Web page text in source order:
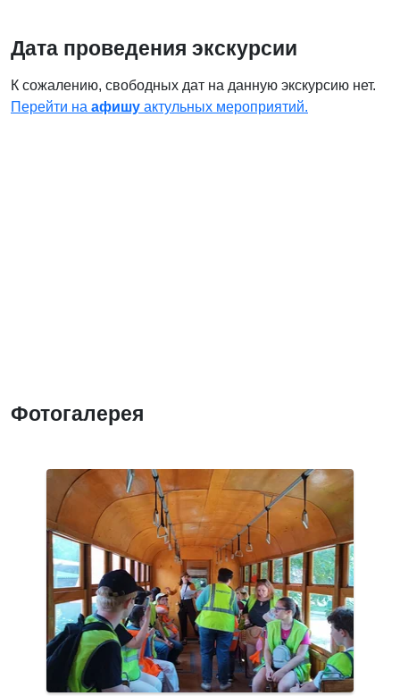
Дата проведения экскурсии
К сожалению, свободных дат на данную экскурсию нет.
Перейти на афишу актульных мероприятий.
Фотогалерея